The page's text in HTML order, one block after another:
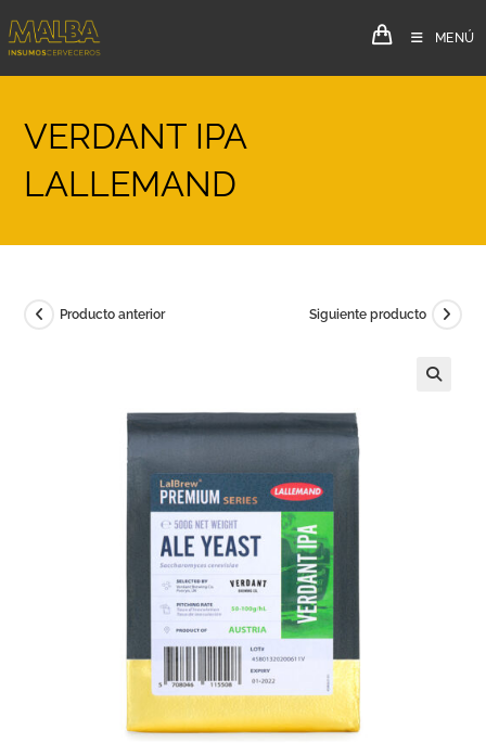
MENÚ
VERDANT IPA
LALLEMAND
Producto anterior Siguiente producto